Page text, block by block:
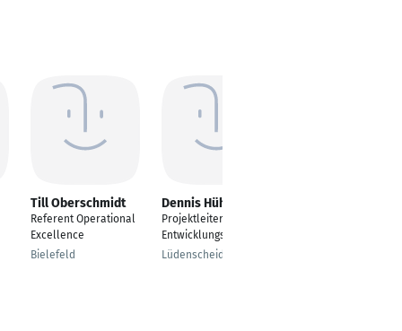
Till Oberschmidt
Referent Operational
Excellence
Bielefeld
Dennis Hühn
Projektleiter
Entwicklungsprojekte
Lüdenscheid